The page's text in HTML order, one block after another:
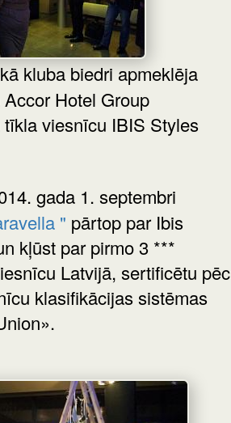
Hotel Group
viesnīcu IBIS Styles
"
kļūst par pirmo 3 ***
Latvijā, sertificētu pēc
klasifikācijas sistēmas